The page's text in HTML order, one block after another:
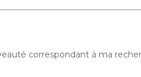
correspondant à ma